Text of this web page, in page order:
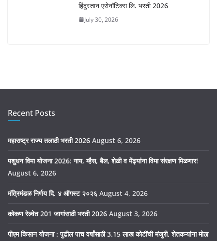
हिंदुस्तान एरोनॉटिक्स लि. भरती 2026
July 30, 2026
Recent Posts
महाराष्ट्र राज्य तलाठी भरती 2026 August 6, 2026
पशुधन विमा योजना 2026: गाय, म्हैस, बैल, शेळी व मेंढ्यांना विमा संरक्षण मिळणार!
August 6, 2026
मंत्रिमंडळ निर्णय दि. ४ ऑगस्ट २०२६ August 4, 2026
कोकण रेल्वेत 201 जागांसाठी भरती 2026 August 3, 2026
पीएम किसान योजना : पुढील पाच वर्षांसाठी 3.15 लाख कोटींची मंजुरी, शेतकऱ्यांना मोठा